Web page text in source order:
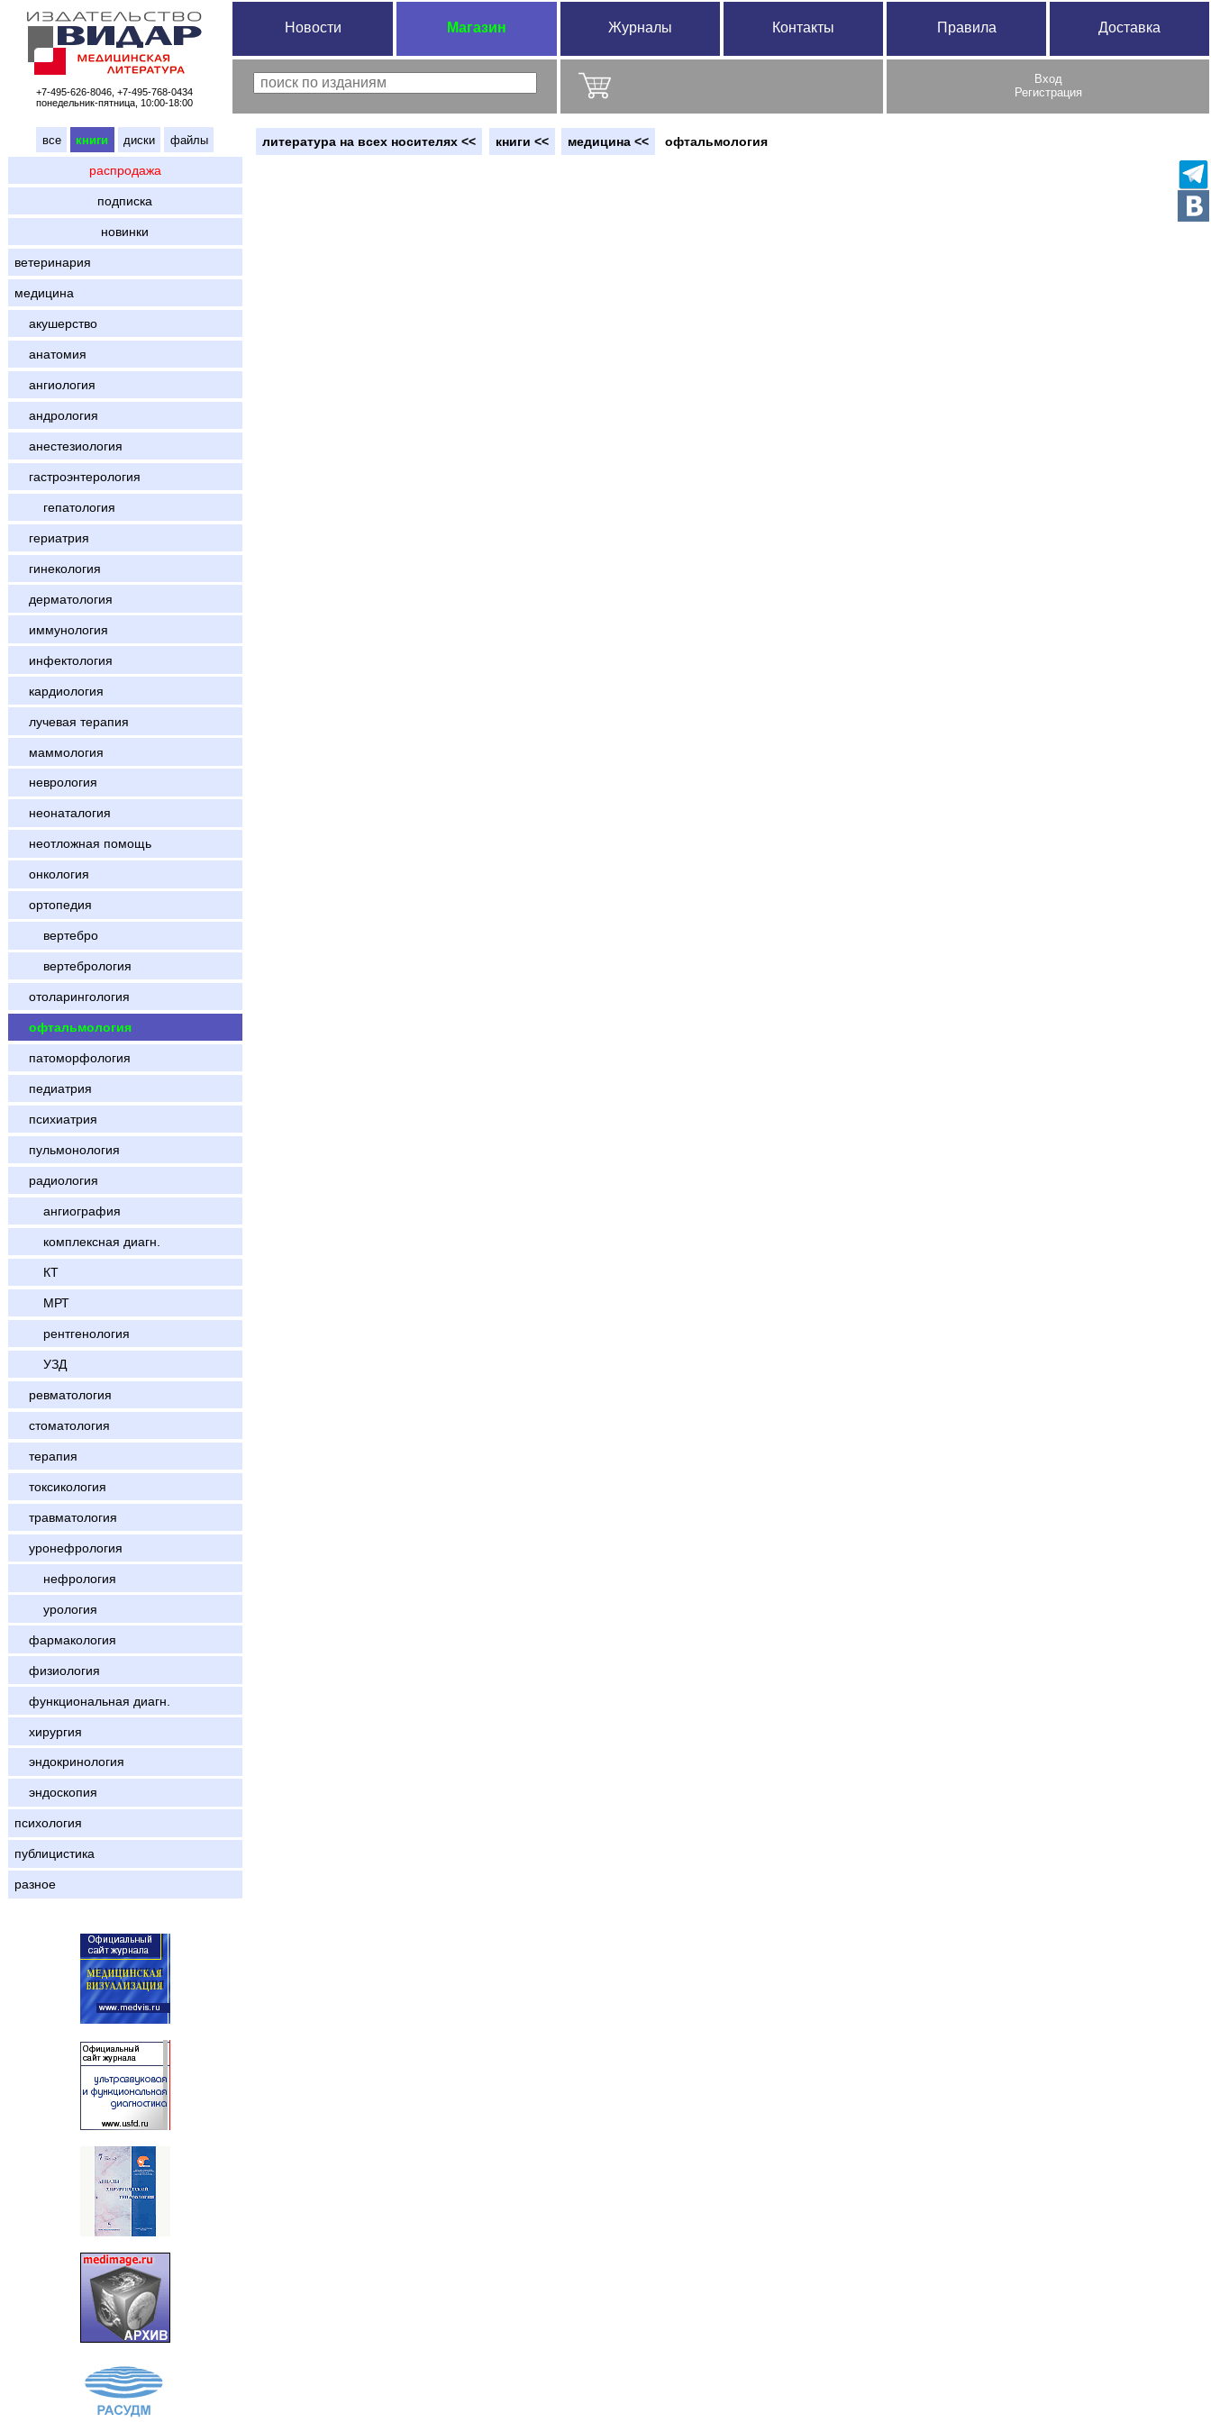
+7-495-626-8046, +7-495-768-0434
понедельник-пятница, 10:00-18:00
Новости Магазин Журналы Контакты Правила Доставка
Вход
Регистрация
все книги диски файлы
распродажа
подписка
новинки
ветеринария
медицина
акушерство
анатомия
ангиология
андрология
анестезиология
гастроэнтерология
гепатология
гериатрия
гинекология
дерматология
иммунология
инфектология
кардиология
лучевая терапия
маммология
неврология
неонаталогия
неотложная помощь
онкология
ортопедия
вертебро
вертебрология
отоларингология
офтальмология
патоморфология
педиатрия
психиатрия
пульмонология
радиология
ангиография
комплексная диагн.
КТ
МРТ
рентгенология
УЗД
ревматология
стоматология
терапия
токсикология
травматология
уронефрология
нефрология
урология
фармакология
физиология
функциональная диагн.
хирургия
эндокринология
эндоскопия
психология
публицистика
разное
литература на всех носителях << книги << медицина << офтальмология